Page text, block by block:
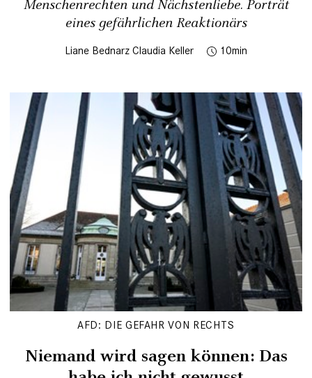
Menschenrechten und Nächstenliebe. Porträt
eines gefährlichen Reaktionärs
Liane Bednarz Claudia Keller 10
AFD: DIE GEFAHR VON RECHTS
Niemand wird sagen können: Das